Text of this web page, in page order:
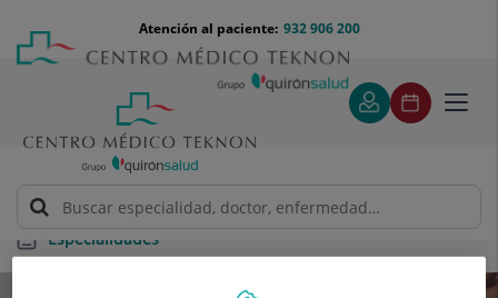
contenido
Menú
teléfono
cabecera
932 906 200
Atención al paciente:
Especialidades